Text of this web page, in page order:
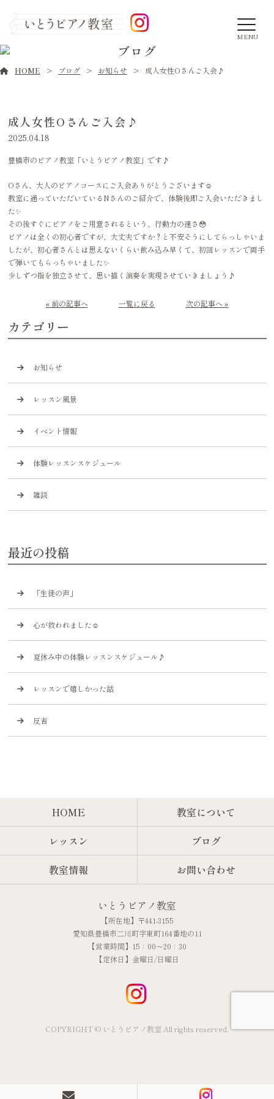
MENU
ブログ
HOME ブログ お知らせ 成人女性Oさんご入会♪
成人女性Oさんご入会♪
2025.04.18
豊橋市のピアノ教室「いとうピアノ教室」です♪
Oさん、大人のピアノコースにご入会ありがとうございます☺️
教室に通っていただいているNさんのご紹介で、体験後即ご入会いただきまし
た✨
その後すぐにピアノをご用意されるという、行動力の速さ😳
ピアノは全くの初心者ですが、大丈夫ですか？と不安そうにしてらっしゃいま
したが、初心者さんとは思えないくらい飲み込み早くて、初回レッスンで両手
で弾いてもらっちゃいました✨
少しずつ指を独立させて、思い描く演奏を実現させていきましょう♪
« 前の記事へ 一覧に戻る 次の記事へ »
カテゴリー
お知らせ
レッスン風景
イベント情報
体験レッスンスケジュール
雑談
最近の投稿
「生徒の声」
心が救われました☺️
夏休み中の体験レッスンスケジュール♪
レッスンで嬉しかった話
反省
HOME
教室について
レッスン
ブログ
教室情報
お問い合わせ
いとうピアノ教室
【所在地】〒441-3155
愛知県豊橋市二川町字東町164番地の11
【営業時間】15：00～20：30
【定休日】金曜日/日曜日
COPYRIGHT © いとうピアノ教室 All rights reserved.